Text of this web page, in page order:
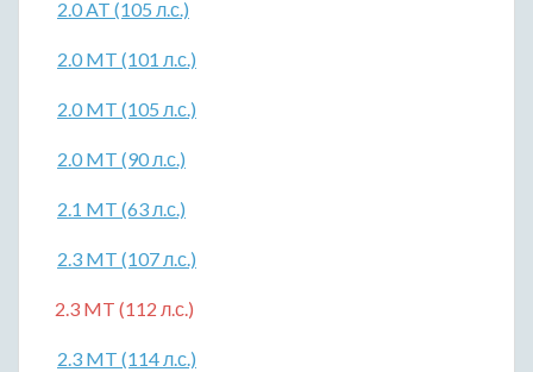
2.0 AT (105 л.с.)
2.0 MT (101 л.с.)
2.0 MT (105 л.с.)
2.0 MT (90 л.с.)
2.1 MT (63 л.с.)
2.3 MT (107 л.с.)
2.3 MT (112 л.с.)
2.3 MT (114 л.с.)